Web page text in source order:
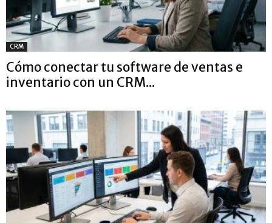
CRM
Cómo conectar tu software de ventas e
inventario con un CRM...